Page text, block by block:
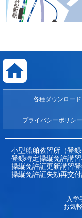
各種ダウンロード
プライバシーポリシー
小型船舶教習所（登録
登録特定操縦免許講
操縦免許証更新講習
操縦免許証失効再交
入学
お気